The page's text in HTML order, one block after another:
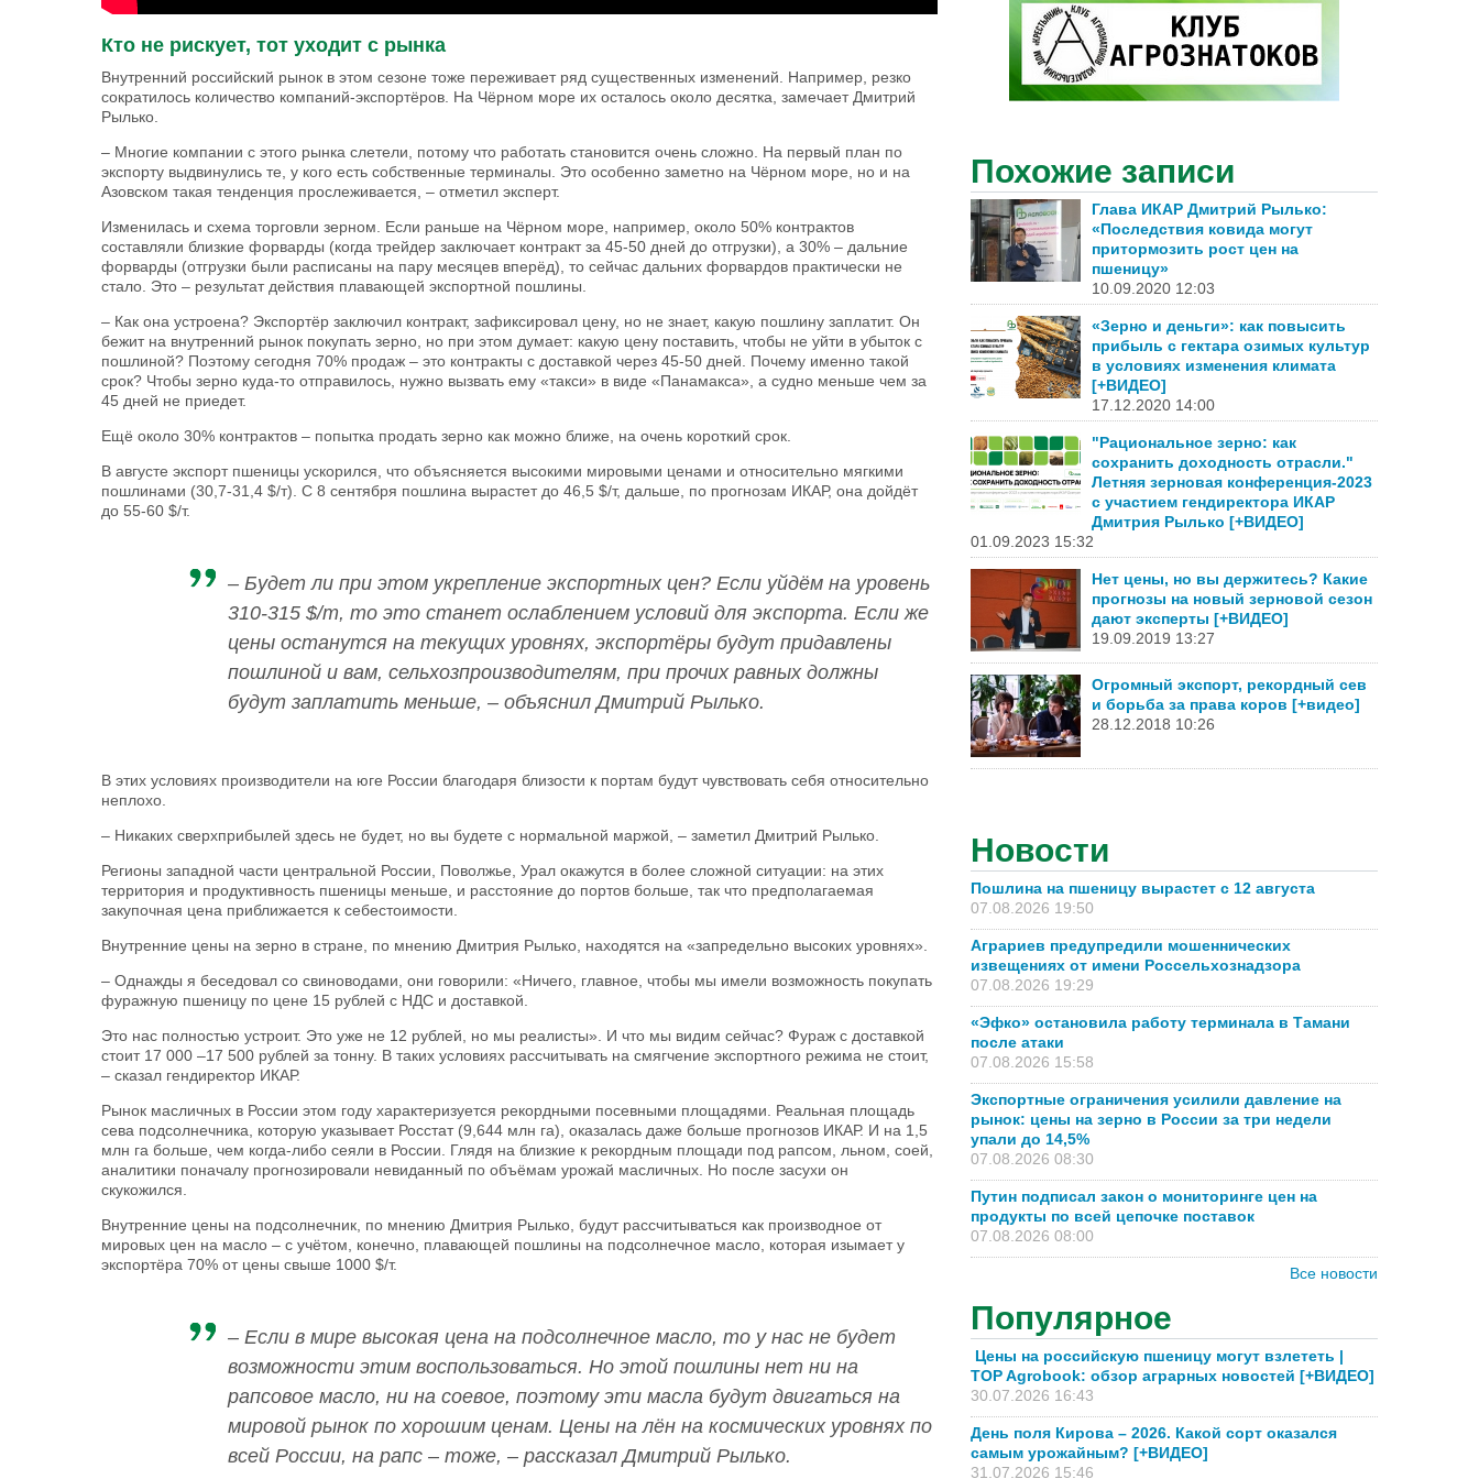
Кто не рискует, тот уходит с рынка
Внутренний российский рынок в этом сезоне тоже переживает ряд существенных изменений. Например, резко
сократилось количество компаний-экспортёров. На Чёрном море их осталось около десятка, замечает Дмитрий
Рылько.
– Многие компании с этого рынка слетели, потому что работать становится очень сложно. На первый план по
экспорту выдвинулись те, у кого есть собственные терминалы. Это особенно заметно на Чёрном море, но и на
Азовском такая тенденция прослеживается, – отметил эксперт.
Изменилась и схема торговли зерном. Если раньше на Чёрном море, например, около 50% контрактов
составляли близкие форварды (когда трейдер заключает контракт за 45-50 дней до отгрузки), а 30% – дальние
форварды (отгрузки были расписаны на пару месяцев вперёд), то сейчас дальних форвардов практически не
стало. Это – результат действия пла­вающей экспортной пошлины.
– Как она устроена? Экспортёр заключил контракт, зафиксировал цену, но не знает, какую пошлину заплатит. Он
бежит на внутренний рынок покупать зерно, но при этом думает: какую цену поставить, чтобы не уйти в убыток с
пошлиной? Поэтому сегодня 70% продаж – это контракты с доставкой через 45-50 дней. Почему именно такой
срок? Чтобы зерно куда-то отправилось, нужно вызвать ему «такси» в виде «Панамакса», а судно меньше чем за
45 дней не приедет.
Ещё около 30% контрактов – попытка продать зерно как можно ближе, на очень короткий срок.
В августе экспорт пшеницы ускорился, что объясняется высокими мировыми ценами и относительно мягкими
пошлинами (30,7-31,4 $/т). С 8 сентября пошлина вырастет до 46,5 $/т, дальше, по прогнозам ИКАР, она дойдёт
до 55-60 $/т.
– Будет ли при этом укрепление экспортных цен? Если уйдём на уровень
310-315 $/т, то это станет ослаблением условий для экспорта. Если же
цены останутся на текущих уровнях, экспортёры будут придавлены
пошлиной и вам, сельхозпроизводителям, при прочих равных должны
будут заплатить меньше, – объяснил Дмитрий Рылько.
В этих условиях производители на юге России благодаря близости к портам будут чувствовать себя относительно
неплохо.
– Никаких сверхприбылей здесь не будет, но вы будете с нормальной маржой, – заметил Дмитрий Рылько.
Регионы западной части центральной России, Поволжье, Урал окажутся в более сложной ситуации: на этих
территория и продуктивность пшеницы меньше, и расстояние до портов больше, так что предполагаемая
закупочная цена приближается к себестоимости.
Внутренние цены на зерно в стране, по мнению Дмитрия Рылько, находятся на «запредельно высоких уровнях».
– Однажды я беседовал со свиноводами, они говорили: «Ничего, главное, чтобы мы имели возможность покупать
фуражную пшеницу по цене 15 рублей с НДС и доставкой.
Это нас полностью устроит. Это уже не 12 рублей, но мы реалисты». И что мы видим сейчас? Фураж с доставкой
стоит 17 000 –17 500 рублей за тонну. В таких условиях рассчитывать на смягчение экспортного режима не стоит,
– сказал гендиректор ИКАР.
Рынок масличных в России этом году характеризуется рекордными посевными площадями. Реальная площадь
сева подсолнечника, которую указывает Росстат (9,644 млн га), оказалась даже больше прогнозов ИКАР. И на 1,5
млн га больше, чем когда-либо сеяли в России. Глядя на близкие к рекордным площади под рапсом, льном, соей,
аналитики поначалу прогнозировали невиданный по объёмам урожай масличных. Но после засухи он
скукожился.
Внутренние цены на подсолнечник, по мнению Дмитрия Рылько, будут рассчитываться как производное от
мировых цен на масло – с учётом, конечно, плавающей пошлины на подсолнечное масло, которая изымает у
экспортёра 70% от цены свыше 1000 $/т.
– Если в мире высокая цена на подсолнечное масло, то у нас не будет
возможности этим воспользоваться. Но этой пошлины нет ни на
рапсовое масло, ни на соевое, поэтому эти масла будут двигаться на
мировой рынок по хорошим ценам. Цены на лён на космических уровнях по
всей России, на рапс – тоже, – рассказал Дмитрий Рылько.
Похожие записи
Глава ИКАР Дмитрий Рылько:
«Последствия ковида могут
притормозить рост цен на
пшеницу»
10.09.2020 12:03
«Зерно и деньги»: как повысить
прибыль с гектара озимых культур
в условиях изменения климата
[+ВИДЕО]
17.12.2020 14:00
"Рациональное зерно: как
сохранить доходность отрасли."
Летняя зерновая конференция-2023
с участием гендиректора ИКАР
Дмитрия Рылько [+ВИДЕО]
01.09.2023 15:32
Нет цены, но вы держитесь? Какие
прогнозы на новый зерновой сезон
дают эксперты [+ВИДЕО]
19.09.2019 13:27
Огромный экспорт, рекордный сев
и борьба за права коров [+видео]
28.12.2018 10:26
Новости
Пошлина на пшеницу вырастет с 12 августа
07.08.2026 19:50
Аграриев предупредили мошеннических
извещениях от имени Россельхознадзора
07.08.2026 19:29
«Эфко» остановила работу терминала в Тамани
после атаки
07.08.2026 15:58
Экспортные ограничения усилили давление на
рынок: цены на зерно в России за три недели
упали до 14,5%
07.08.2026 08:30
Путин подписал закон о мониторинге цен на
продукты по всей цепочке поставок
07.08.2026 08:00
Все новости
Популярное
Цены на российскую пшеницу могут взлететь |
TOP Agrobook: обзор аграрных новостей [+ВИДЕО]
30.07.2026 16:43
День поля Кирова – 2026. Какой сорт оказался
самым урожайным? [+ВИДЕО]
31.07.2026 15:46